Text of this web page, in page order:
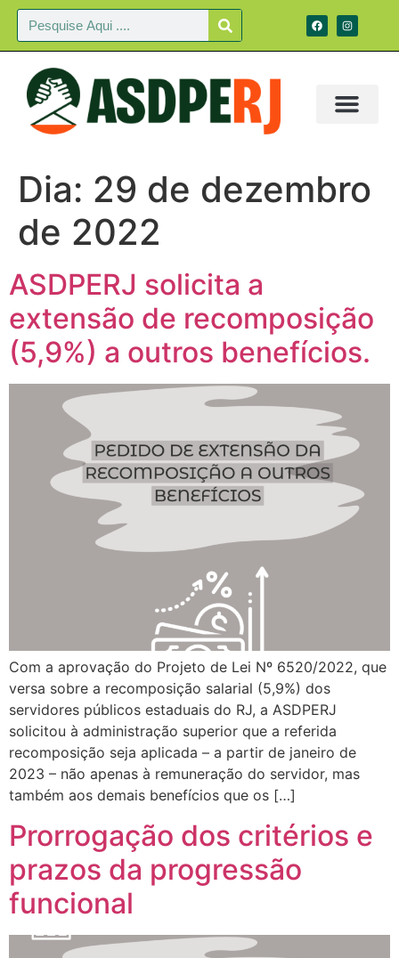
Dia: 29 de dezembro
de 2022
ASDPERJ solicita a
extensão de recomposição
(5,9%) a outros benefícios.
Com a aprovação do Projeto de Lei Nº 6520/2022, que
versa sobre a recomposição salarial (5,9%) dos
servidores públicos estaduais do RJ, a ASDPERJ
solicitou à administração superior que a referida
recomposição seja aplicada – a partir de janeiro de
2023 – não apenas à remuneração do servidor, mas
também aos demais benefícios que os […]
Prorrogação dos critérios e
prazos da progressão
funcional